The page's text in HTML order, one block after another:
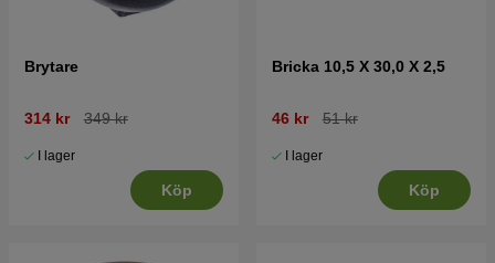
Brytare
314 kr 349 kr
I lager
Köp
Bricka 10,5 X 30,0 X 2,5
46 kr 51 kr
I lager
Köp